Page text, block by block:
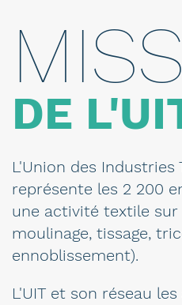
DE
L'Union des Industries
représente les 2 200
une activité textile
moulinage, tissage,
ennoblissement).
L'UIT et son réseau